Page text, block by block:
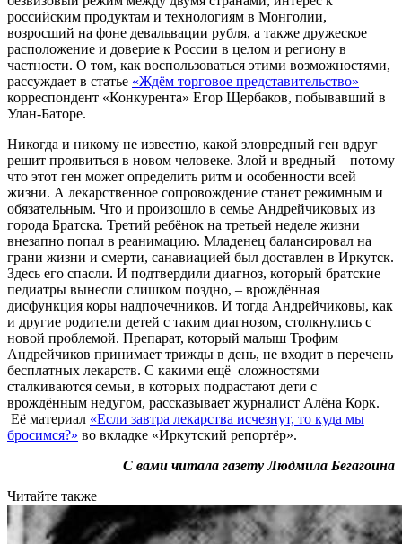
российским продуктам и технологиям в Монголии,
возросший на фоне девальвации рубля, а также дружеское
расположение и доверие к России в целом и региону в
частности. О том, как воспользоваться этими возможностями,
рассуждает в статье «Ждём торговое представительство»
корреспондент «Конкурента» Егор Щербаков, побывавший в
Улан-Баторе.
Никогда и никому не известно, какой зловредный ген вдруг
решит проявиться в новом человеке. Злой и вредный – потому
что этот ген может определить ритм и особенности всей
жизни. А лекарственное сопровождение станет режимным и
обязательным. Что и произошло в семье Андрейчиковых из
города Братска. Третий ребёнок на третьей неделе жизни
внезапно попал в реанимацию. Младенец балансировал на
грани жизни и смерти, санавиацией был доставлен в Иркутск.
Здесь его спасли. И подтвердили диагноз, который братские
педиатры вынесли слишком поздно, – врождённая
дисфункция коры надпочечников. И тогда Андрейчиковы, как
и другие родители детей с таким диагнозом, столкнулись с
новой проблемой. Препарат, который малыш Трофим
Андрейчиков принимает трижды в день, не входит в перечень
бесплатных лекарств. С какими ещё сложностями
сталкиваются семьи, в которых подрастают дети с
врождённым недугом, рассказывает журналист Алёна Корк.
Её материал «Если завтра лекарства исчезнут, то куда мы
бросимся?» во вкладке «Иркутский репортёр».
С вами читала газету Людмила Бегагоина
Читайте также